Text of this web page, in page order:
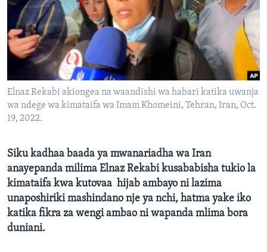
Elnaz Rekabi akiongea na waandishi wa habari katika uwanja
wa ndege wa kimataifa wa Imam Khomeini, Tehran, Iran, Oct.
19, 2022.
Siku kadhaa baada ya mwanariadha wa Iran
anayepanda milima Elnaz Rekabi kusababisha tukio la
kimataifa kwa kutovaa hijab ambayo ni lazima
unaposhiriki mashindano nje ya nchi, hatma yake iko
katika fikra za wengi ambao ni wapanda mlima bora
duniani.